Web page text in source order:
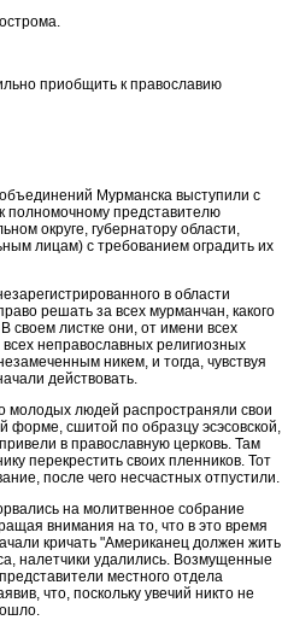
приобщить к православию
Мурманска выступили с
представителю
округе, губернатору области,
лицам) с требованием оградить их
в области
решать за всех мурманчан, какого
своем листке они, от имени всех
неправославных религиозных
никем, и тогда, чувствуя
действовать.
молодых людей распространяли свои
форме, сшитой по образцу эсэсовской,
в православную церковь. Там
перекрестить своих пленников. Тот
после чего несчастных отпустили.
на молитвенное собрание
внимания на то, что в это время
кричать "Американец должен жить
налетчики удалились. Возмущенные
местного отдела
что, поскольку увечий никто не